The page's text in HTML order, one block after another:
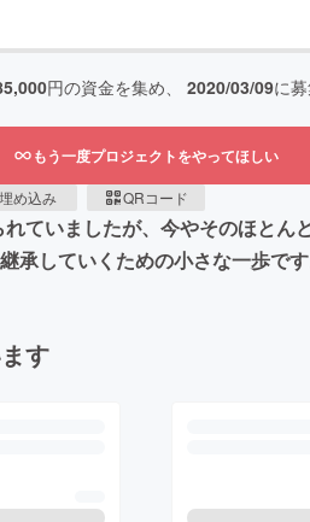
円の資金を集め、 2020/03/09に
もう一度プロジェクトをやってほしい
埋め込み QRコード
ていましたが、今やそのほとん
していくための小さな一歩です
す